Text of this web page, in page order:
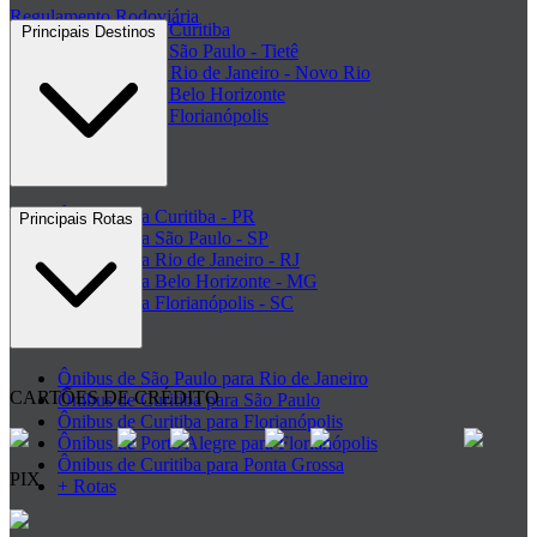
Regulamento Rodoviária
Rodoviária de Curitiba
Rodoviária de São Paulo - Tietê
Rodoviária do Rio de Janeiro - Novo Rio
Rodoviária de Belo Horizonte
Rodoviária de Florianópolis
+ Rodoviárias
Ônibus para Curitiba - PR
Ônibus para São Paulo - SP
Ônibus para Rio de Janeiro - RJ
Ônibus para Belo Horizonte - MG
Ônibus para Florianópolis - SC
Principais Rotas
Ônibus de São Paulo para Rio de Janeiro
Ônibus de Curitiba para São Paulo
Ônibus de Curitiba para Florianópolis
Ônibus de Porto Alegre para Florianópolis
Ônibus de Curitiba para Ponta Grossa
+ Rotas
CARTÕES DE CRÉDITO
PIX